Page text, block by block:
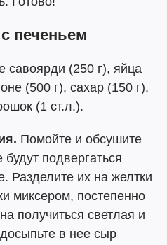
печеньем
савоярди (250 г), яйца
(500 г), сахар (150 г),
(1 ст.л.).
Помойте и обсушите
подвергаться
Разделите их на желтки
миксером, постепенно
получиться светлая и
в нее сыр